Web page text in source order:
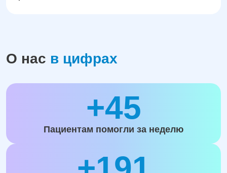
О нас в цифрах
+45
Пациентам помогли за неделю